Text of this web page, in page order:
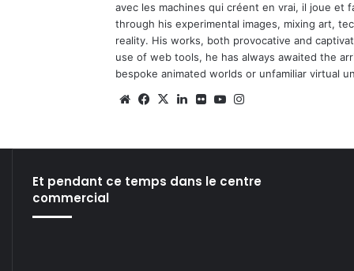
avec les machines qui créent en vrai, il joue et
through his experimental images, mixing art,
reality. His works, both provocative and
use of web tools, he has always awaited the
bespoke animated worlds or unfamiliar virtual
We Fa
X
Lin Fli Yo
Et pendant ce temps dans le centre
commercial